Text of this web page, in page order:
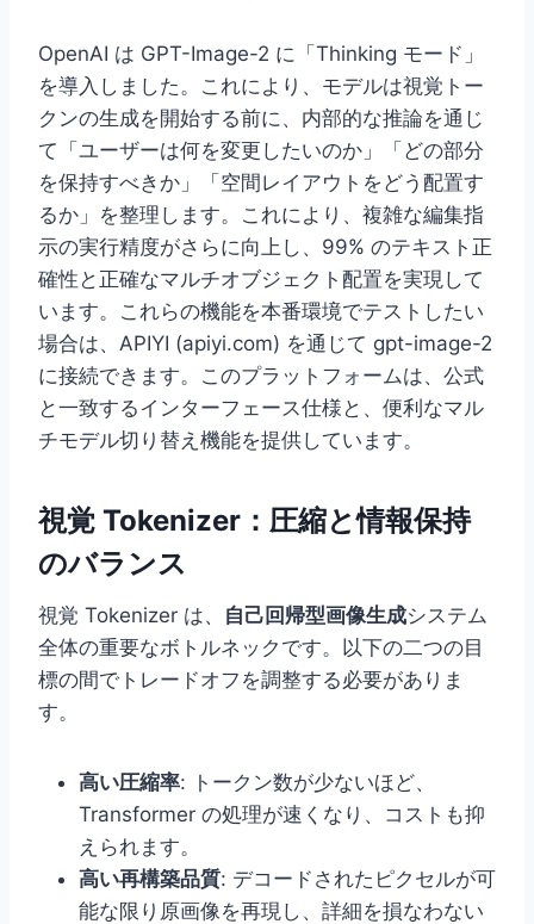
OpenAI は GPT-Image-2 に「Thinking モード」
を導入しました。これにより、モデルは視覚トー
クンの生成を開始する前に、内部的な推論を通じ
て「ユーザーは何を変更したいのか」「どの部分
を保持すべきか」「空間レイアウトをどう配置す
るか」を整理します。これにより、複雑な編集指
示の実行精度がさらに向上し、99% のテキスト正
確性と正確なマルチオブジェクト配置を実現して
います。これらの機能を本番環境でテストしたい
場合は、APIYI (apiyi.com) を通じて gpt-image-2
に接続できます。このプラットフォームは、公式
と一致するインターフェース仕様と、便利なマル
チモデル切り替え機能を提供しています。
視覚 Tokenizer：圧縮と情報保持
のバランス
視覚 Tokenizer は、 自己回帰型画像生成システム
全体の重要なボトルネックです。以下の二つの目
標の間でトレードオフを調整する必要がありま
す。
高い圧縮率: トークン数が少ないほど、
Transformer の処理が速くなり、コストも抑
えられます。
高い再構築品質: デコードされたピクセルが可
能な限り原画像を再現し、詳細を損なわない